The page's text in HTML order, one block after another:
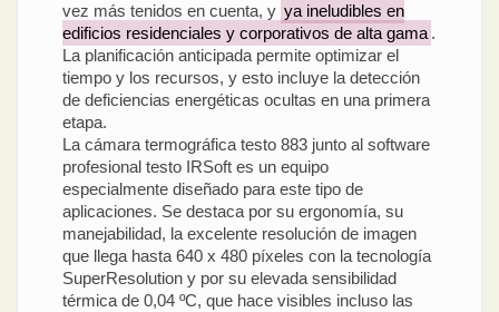
vez más tenidos en cuenta, y ya ineludibles en
edificios residenciales y corporativos de alta gama .
La planificación anticipada permite optimizar el
tiempo y los recursos, y esto incluye la detección
de deficiencias energéticas ocultas en una primera
etapa.
La cámara termográfica testo 883 junto al software
profesional testo IRSoft es un equipo
especialmente diseñado para este tipo de
aplicaciones. Se destaca por su ergonomía, su
manejabilidad, la excelente resolución de imagen
que llega hasta 640 x 480 píxeles con la tecnología
SuperResolution y por su elevada sensibilidad
térmica de 0,04 ºC, que hace visibles incluso las